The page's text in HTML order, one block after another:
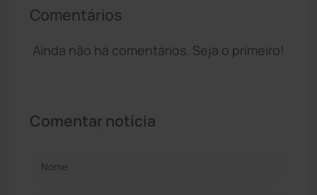
Comentários
Ainda não há comentários. Seja o primeiro!
Comentar notícia